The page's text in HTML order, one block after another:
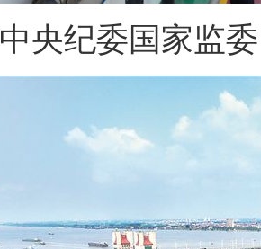
中央纪委国家监